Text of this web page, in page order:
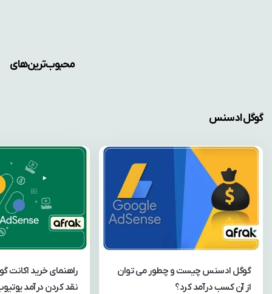
محبوب‌ترین‌های
گوگل ادسنس
گوگل ادسنس چیست و چطور می توان
از آن کسب درآمد کرد؟
راهنمای خرید اکانت
نقد کردن درآمد